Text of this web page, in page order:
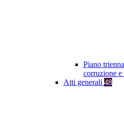
Piano
corruzione
Atti generali 48